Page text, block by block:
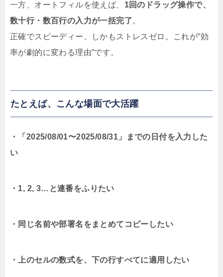
一方、オートフィルを使えば、 1回のドラッグ操作で、
数十行・数百行の入力が一括完了。
正確でスピーディー、しかもストレスゼロ。これが“効
率が劇的に変わる理由”です。
たとえば、こんな場面で大活躍
・「2025/08/01〜2025/08/31」までの日付を入力した
い
・1, 2, 3…と連番をふりたい
・同じ名前や部署名をまとめてコピーしたい
・上のセルの数式を、下の行すべてに適用したい